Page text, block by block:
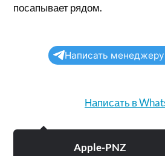
посапывает рядом.
Написать менеджеру
Написать в
Apple-PNZ